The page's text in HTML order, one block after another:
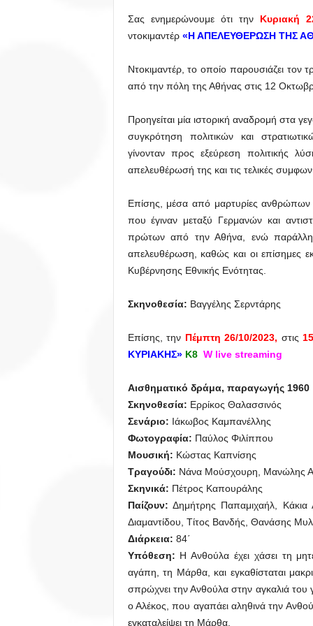
Σας ενημερώνουμε ότι την Κυριακή
ντοκιμαντέρ «Η ΑΠΕΛΕΥΘΕΡΩΣΗ ΤΗΣ
Ντοκιμαντέρ, το οποίο παρουσιάζει
από την πόλη της Αθήνας στις 12
Προηγείται μία ιστορική αναδρομή στα
συγκρότηση πολιτικών και
γίνονταν προς εξεύρεση πολιτικής
απελευθέρωσή της και τις τελικές
Επίσης, μέσα από μαρτυρίες ανθρώπων
που έγιναν μεταξύ Γερμανών και
πρώτων από την Αθήνα, ενώ
απελευθέρωση, καθώς και οι επίσημες
Κυβέρνησης Εθνικής Ενότητας.
Σκηνοθεσία: Βαγγέλης Σερντάρης
Eπίσης, την Πέμπτη 26/10/2023, στις
ΚΥΡΙΑΚΗΣ» Κ8 W live streaming
Αισθηματικό δράμα, παραγωγής 1960
Σκηνοθεσία: Ερρίκος Θαλασσινός
Σενάριο: Ιάκωβος Καμπανέλλης
Φωτογραφία: Παύλος Φιλίππου
Μουσική: Κώστας Καπνίσης
Τραγούδι: Νάνα Μούσχουρη, Μανώλης
Σκηνικά: Πέτρος Καπουράλης
Παίζουν: Δημήτρης Παπαμιχαήλ,
Διαμαντίδου, Τίτος Βανδής, Θανάσης
Διάρκεια: 84΄
Υπόθεση: Η Ανθούλα έχει χάσει τη
αγάπη, τη Μάρθα, και εγκαθίσταται
σπρώχνει την Ανθούλα στην αγκαλιά
ο Αλέκος, που αγαπάει αληθινά την
εγκαταλείψει τη Μάρθα.